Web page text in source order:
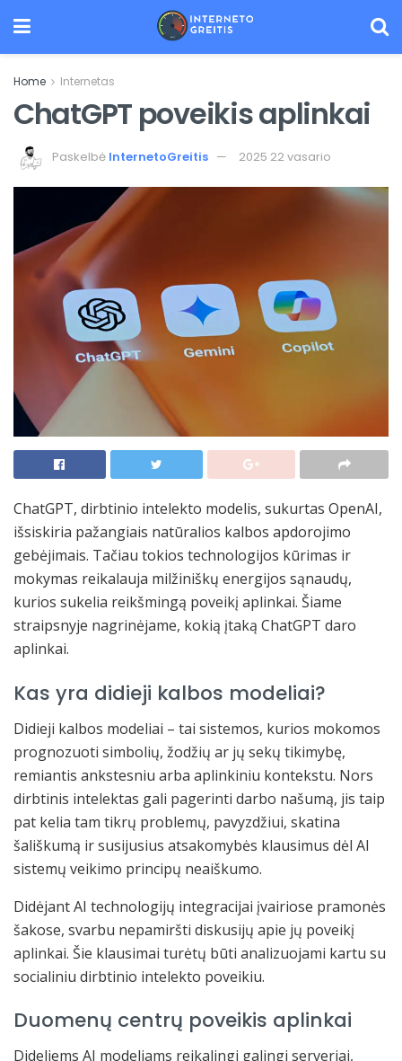
Home Internetas
ChatGPT poveikis aplinkai
Paskelbė InternetoGreitis 2025 22 vasario
ChatGPT, dirbtinio intelekto modelis, sukurtas OpenAI,
išsiskiria pažangiais natūralios kalbos apdorojimo
gebėjimais. Tačiau tokios technologijos kūrimas ir
mokymas reikalauja milžiniškų energijos sąnaudų,
kurios sukelia reikšmingą poveikį aplinkai. Šiame
straipsnyje nagrinėjame, kokią įtaką ChatGPT daro
aplinkai.
Kas yra didieji kalbos modeliai?
Didieji kalbos modeliai – tai sistemos, kurios mokomos
prognozuoti simbolių, žodžių ar jų sekų tikimybę,
remiantis ankstesniu arba aplinkiniu kontekstu. Nors
dirbtinis intelektas gali pagerinti darbo našumą, jis taip
pat kelia tam tikrų problemų, pavyzdžiui, skatina
šališkumą ir susijusius atsakomybės klausimus dėl AI
sistemų veikimo principų neaiškumo.
Didėjant AI technologijų integracijai įvairiose pramonės
šakose, svarbu nepamiršti diskusijų apie jų poveikį
aplinkai. Šie klausimai turėtų būti analizuojami kartu su
socialiniu dirbtinio intelekto poveikiu.
Duomenų centrų poveikis aplinkai
Dideliems AI modeliams reikalingi galingi serveriai,